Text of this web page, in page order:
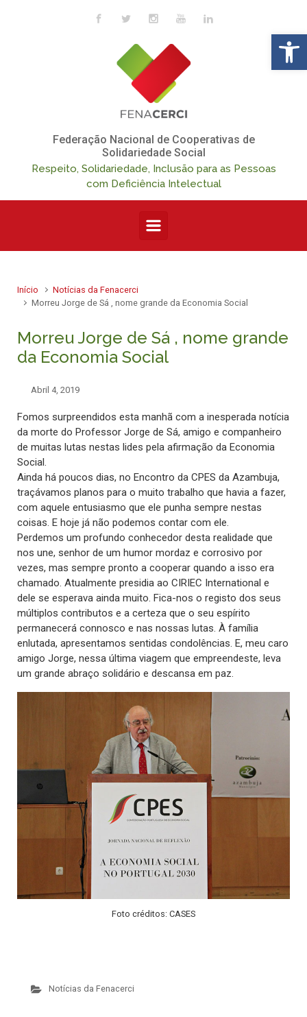
Skip to main content
Federação Nacional de Cooperativas de
Solidariedade Social
Respeito, Solidariedade, Inclusão para as Pessoas
com Deficiência Intelectual
Início
Notícias da Fenacerci
Morreu Jorge de Sá , nome grande da Economia Social
Morreu Jorge de Sá , nome grande
da Economia Social
Abril 4, 2019
Fomos surpreendidos esta manhã com a inesperada notícia
da morte do Professor Jorge de Sá, amigo e companheiro
de muitas lutas nestas lides pela afirmação da Economia
Social.
Ainda há poucos dias, no Encontro da CPES da Azambuja,
traçávamos planos para o muito trabalho que havia a fazer,
com aquele entusiasmo que ele punha sempre nestas
coisas. E hoje já não podemos contar com ele.
Perdemos um profundo conhecedor desta realidade que
nos une, senhor de um humor mordaz e corrosivo por
vezes, mas sempre pronto a cooperar quando a isso era
chamado. Atualmente presidia ao CIRIEC International e
dele se esperava ainda muito. Fica-nos o registo dos seus
múltiplos contributos e a certeza que o seu espírito
permanecerá connosco e nas nossas lutas. À família
enlutada, apresentamos sentidas condolências. E, meu caro
amigo Jorge, nessa última viagem que empreendeste, leva
um grande abraço solidário e descansa em paz.
Foto créditos: CASES
Notícias da Fenacerci